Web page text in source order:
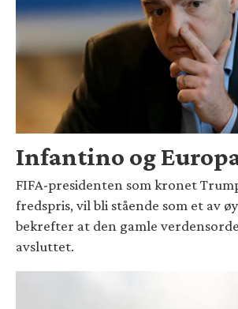
Infantino og
FIFA-presidenten som kronet
fredspris, vil bli stående som et av
bekrefter at den gamle
avsluttet.